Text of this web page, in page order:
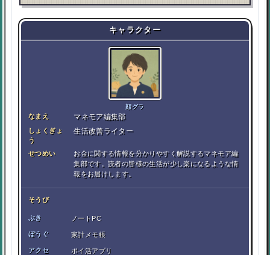
キャラクター
顔グラ
なまえ マネモア編集部
しょくぎょ
う
生活改善ライター
せつめい
お金に関する情報を分かりやすく解説するマネモア編
集部です。読者の皆様の生活が少し楽になるような情
報をお届けします。
そうび
ぶき ノートPC
ぼうぐ 家計メモ帳
アクセ ポイ活アプリ